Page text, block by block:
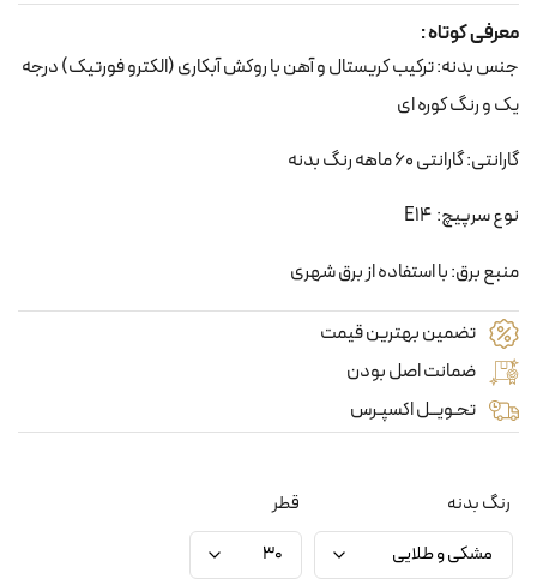
معرفی کوتاه :
جنس بدنه: ترکیب کریستال و آهن با روکش آبکاری (الکترو فورتیک) درجه
یک و رنگ کوره ای
گارانتی: گارانتی 60 ماهه رنگ بدنه
نوع سرپیچ: E14
منبع برق: با استفاده از برق شهری
تضمین بهترین قیمت
ضمانت اصل بودن
تحـویــل اکسپـرس
رنگ بدنه قطر